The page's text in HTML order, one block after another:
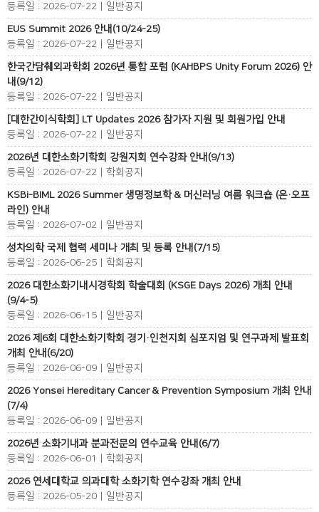
등록일 : 2026-07-22 | 일반공지
EUS Summit 2026 안내(10/24-25)
등록일 : 2026-07-22 | 일반공지
한국간담췌외과학회 2026년 통합 포럼 (KAHBPS Unity Forum 2026) 안
내(9/12)
등록일 : 2026-07-22 | 일반공지
[대한간이식학회] LT Updates 2026 참가자 지원 및 회원가입 안내
등록일 : 2026-07-22 | 일반공지
2026년 대한소화기학회 강원지회 연수강좌 안내(9/13)
등록일 : 2026-07-22 | 학회공지
KSBi-BIML 2026 Summer 생명정보학 & 머신러닝 여름 워크숍 (온·오프
라인) 안내
등록일 : 2026-07-02 | 일반공지
성차의학 국제 협력 세미나 개최 및 등록 안내(7/15)
등록일 : 2026-06-25 | 학회공지
2026 대한소화기내시경학회 학술대회 (KSGE Days 2026) 개최 안내
(9/4-5)
등록일 : 2026-06-15 | 일반공지
2026 제6회 대한소화기학회 경기·인천지회 심포지엄 및 연구과제 발표회
개최 안내(6/20)
등록일 : 2026-06-09 | 일반공지
2026 Yonsei Hereditary Cancer & Prevention Symposium 개최 안내
(7/4)
등록일 : 2026-06-09 | 일반공지
2026년 소화기내과 분과전문의 연수교육 안내(6/7)
등록일 : 2026-06-01 | 학회공지
2026 연세대학교 의과대학 소화기학 연수강좌 개최 안내
등록일 : 2026-05-20 | 일반공지